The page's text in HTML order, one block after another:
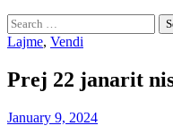
Search
for:
Lajme, Vendi
Prej 22 janarit
January 9, 2024